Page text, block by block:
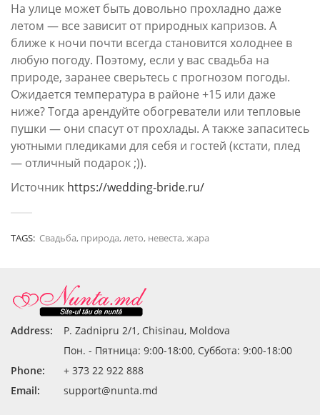
На улице может быть довольно прохладно даже
летом — все зависит от природных капризов. А
ближе к ночи почти всегда становится холоднее в
любую погоду. Поэтому, если у вас свадьба на
природе, заранее сверьтесь с прогнозом погоды.
Ожидается температура в районе +15 или даже
ниже? Тогда арендуйте обогреватели или тепловые
пушки — они спасут от прохлады. А также запаситесь
уютными пледиками для себя и гостей (кстати, плед
— отличный подарок ;)).
Источник https://wedding-bride.ru/
TAGS: Свадьба, природа, лето, невеста, жара
Address:
P. Zadnipru 2/1, Chisinau, Moldova
Пон. - Пятница: 9:00-18:00, Суббота: 9:00-18:00
Phone:
+ 373 22 922 888
Email:
support@nunta.md